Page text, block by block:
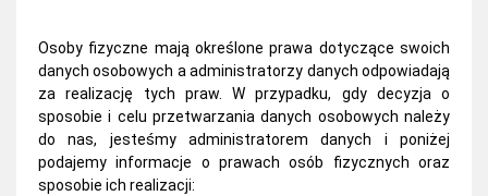
Osoby fizyczne mają określone prawa dotyczące swoich
danych osobowych a administratorzy danych odpowiadają
za realizację tych praw. W przypadku, gdy decyzja o
sposobie i celu przetwarzania danych osobowych należy
do nas, jesteśmy administratorem danych i poniżej
podajemy informacje o prawach osób fizycznych oraz
sposobie ich realizacji: